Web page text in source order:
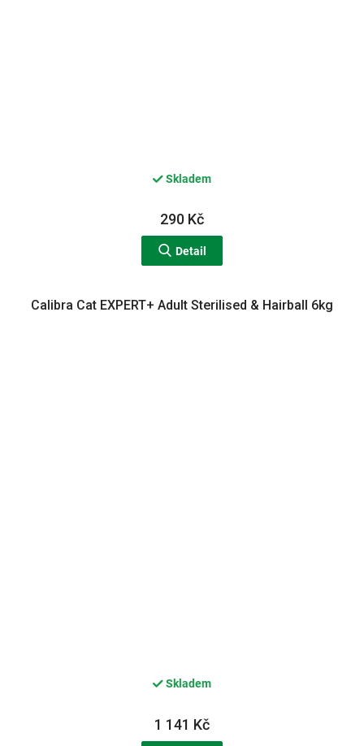
Skladem
290 Kč
Detail
Calibra Cat EXPERT+ Adult Sterilised & Hairball 6kg
Skladem
1 141 Kč